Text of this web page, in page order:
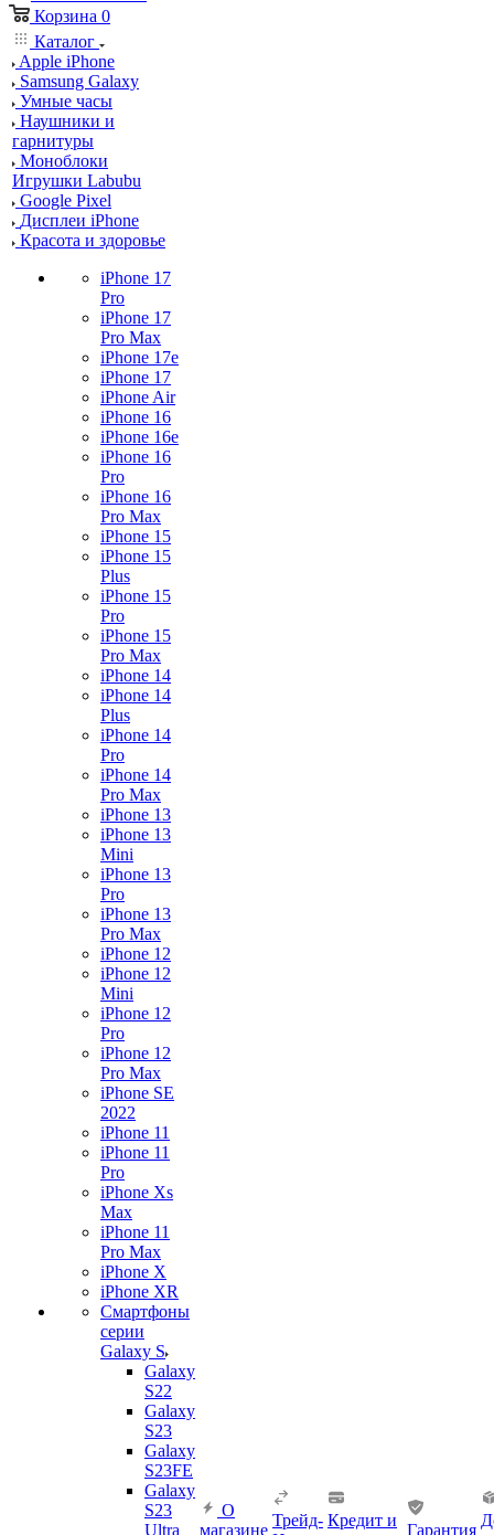
Корзина 0
Каталог
Apple iPhone
Samsung Galaxy
Умные часы
Наушники и
гарнитуры
Моноблоки
Игрушки Labubu
Google Pixel
Дисплеи iPhone
Красота и здоровье
iPhone 17
Pro
iPhone 17
Pro Max
iPhone 17e
iPhone 17
iPhone Air
iPhone 16
iPhone 16e
iPhone 16
Pro
iPhone 16
Pro Max
iPhone 15
iPhone 15
Plus
iPhone 15
Pro
iPhone 15
Pro Max
iPhone 14
iPhone 14
Plus
iPhone 14
Pro
iPhone 14
Pro Max
iPhone 13
iPhone 13
Mini
iPhone 13
Pro
iPhone 13
Pro Max
iPhone 12
iPhone 12
Mini
iPhone 12
Pro
iPhone 12
Pro Max
iPhone SE
2022
iPhone 11
iPhone 11
Pro
iPhone Xs
Max
iPhone 11
Pro Max
iPhone X
iPhone XR
Смартфоны
серии
Galaxy S
Galaxy
S22
Galaxy
S23
Galaxy
S23FE
Galaxy
S23
Ultra
О
магазине
Трейд- Кредит и
Гарантия